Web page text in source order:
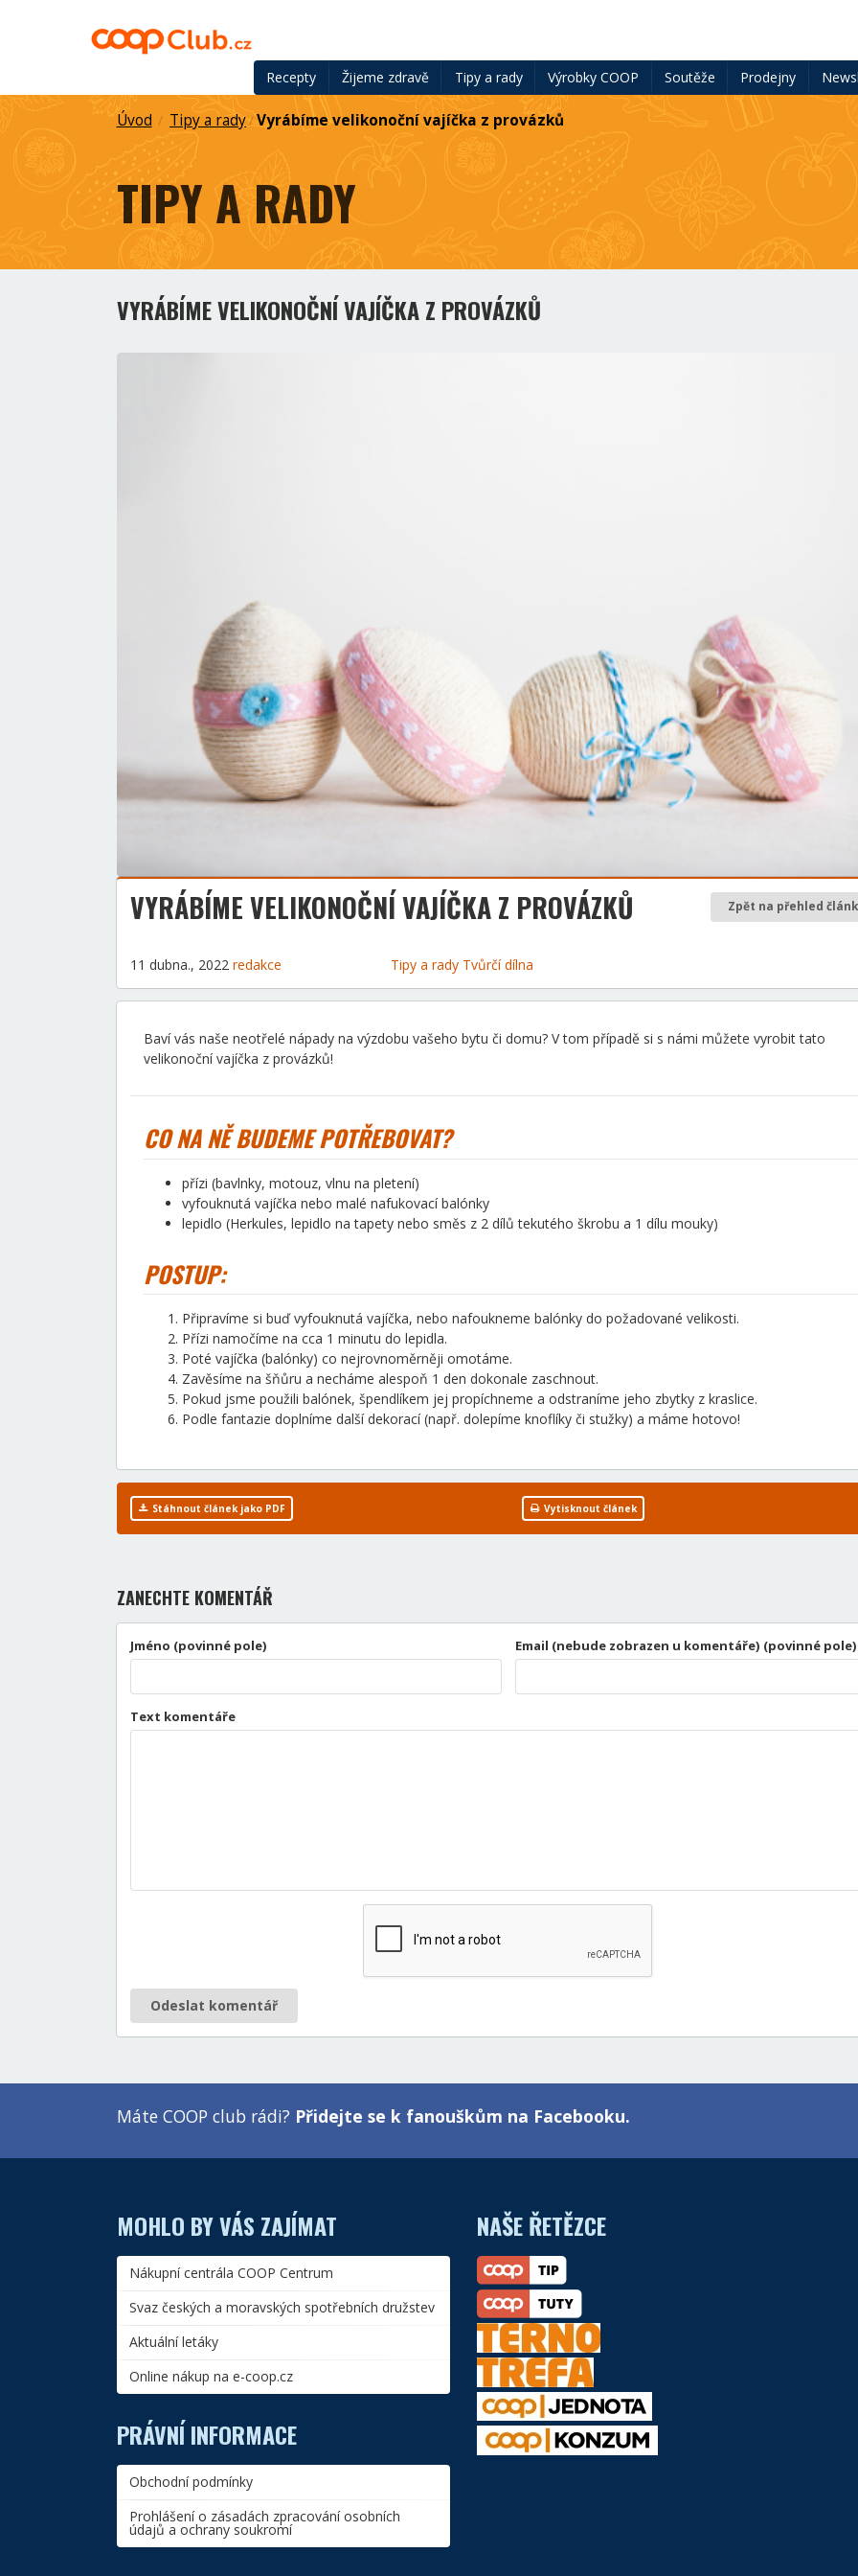
Recepty Žijeme zdravě Tipy a rady Výrobky COOP Soutěže Prodejny
Úvod / Tipy a rady/Vyrábíme velikonoční vajíčka z provázků
TIPY A RADY
VYRÁBÍME VELIKONOČNÍ VAJÍČKA Z PROVÁZKŮ
VYRÁBÍME VELIKONOČNÍ VAJÍČKA Z PROVÁZKŮ Zpět na přehled
11 dubna., 2022 redakce Tipy a rady Tvůrčí dílna
Baví vás naše neotřelé nápady na výzdobu vašeho bytu či domu? V tom případě si s námi můžete vyrobit tato
velikonoční vajíčka z provázků!
CO NA NĚ BUDEME POTŘEBOVAT?
přízi (bavlnky, motouz, vlnu na pletení)
vyfouknutá vajíčka nebo malé nafukovací balónky
lepidlo (Herkules, lepidlo na tapety nebo směs z 2 dílů tekutého škrobu a 1 dílu mouky)
POSTUP:
Připravíme si buď vyfouknutá vajíčka, nebo nafoukneme balónky do požadované velikosti.
Přízi namočíme na cca 1 minutu do lepidla.
Poté vajíčka (balónky) co nejrovnoměrněji omotáme.
Zavěsíme na šňůru a necháme alespoň 1 den dokonale zaschnout.
Pokud jsme použili balónek, špendlíkem jej propíchneme a odstraníme jeho zbytky z kraslice.
Podle fantazie doplníme další dekorací (např. dolepíme knoflíky či stužky) a máme hotovo!
Stáhnout článek jako PDF Vytisknout článek
ZANECHTE KOMENTÁŘ
Jméno (povinné pole) Email (nebude zobrazen u komentáře) (povinné pole)
Text komentáře
Odeslat komentář
Máte COOP club rádi? Přidejte se k fanouškům na Facebooku.
MOHLO BY VÁS ZAJÍMAT
Nákupní centrála COOP Centrum
Svaz českých a moravských spotřebních družstev
Aktuální letáky
Online nákup na e-coop.cz
PRÁVNÍ INFORMACE
Obchodní podmínky
Prohlášení o zásadách zpracování osobních
údajů a ochrany soukromí
NAŠE ŘETĚZCE